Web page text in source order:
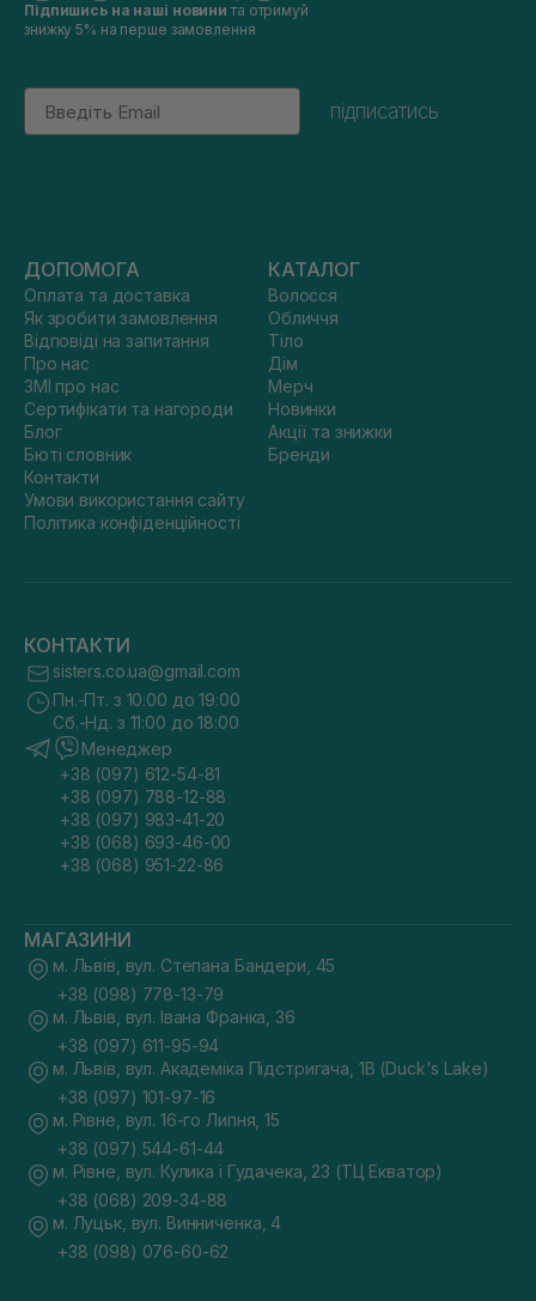
Підпишись на наші новини та отримуй
знижку 5% на перше замовлення
Email
підписатись
ДОПОМОГА
Оплата та доставка
Як зробити замовлення
Відповіді на запитання
Про нас
ЗМІ про нас
Сертифікати та нагороди
Блог
Бюті словник
Контакти
Умови використання сайту
Політика конфіденційності
КАТАЛОГ
Волосся
Обличчя
Тіло
Дім
Мерч
Новинки
Акції та знижки
Бренди
КОНТАКТИ
sisters.co.ua@gmail.com
Пн.-Пт. з 10:00 до 19:00
Сб.-Нд. з 11:00 до 18:00
Менеджер
+38 (097) 612-54-81
+38 (097) 788-12-88
+38 (097) 983-41-20
+38 (068) 693-46-00
+38 (068) 951-22-86
МАГАЗИНИ
м. Львів, вул. Степана Бандери, 45
+38 (098) 778-13-79
м. Львів, вул. Івана Франка, 36
+38 (097) 611-95-94
м. Львів, вул. Академіка Підстригача, 1В (Duck's Lake)
+38 (097) 101-97-16
м. Рівне, вул. 16-го Липня, 15
+38 (097) 544-61-44
м. Рівне, вул. Кулика і Гудачека, 23 (ТЦ Екватор)
+38 (068) 209-34-88
м. Луцьк, вул. Винниченка, 4
+38 (098) 076-60-62